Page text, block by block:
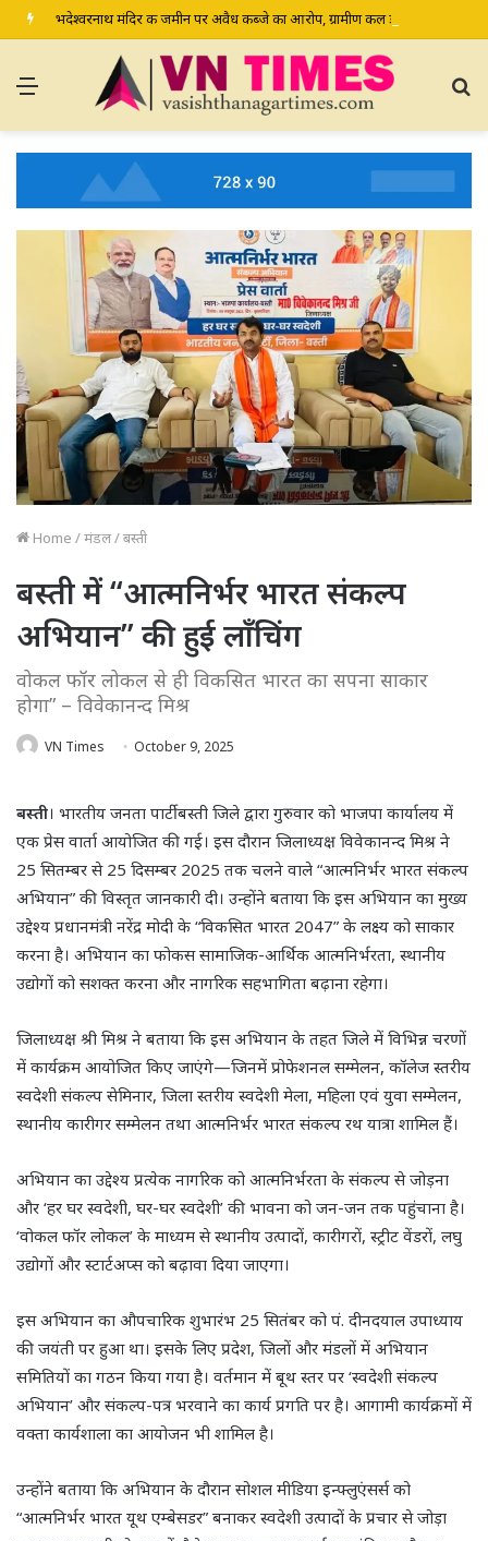
Menu
Home /मंडल/बस्ती
बस्ती में “आत्मनिर्भर भारत संकल्प
अभियान” की हुई लाँचिंग
वोकल फॉर लोकल से ही विकसित भारत का सपना साकार
होगा” – विवेकानन्द मिश्र
VN Times October 9, 2025
बस्ती। भारतीय जनता पार्टी बस्ती जिले द्वारा गुरुवार को भाजपा कार्यालय में
एक प्रेस वार्ता आयोजित की गई। इस दौरान जिलाध्यक्ष विवेकानन्द मिश्र ने
25 सितम्बर से 25 दिसम्बर 2025 तक चलने वाले “आत्मनिर्भर भारत संकल्प
अभियान” की विस्तृत जानकारी दी। उन्होंने बताया कि इस अभियान का मुख्य
उद्देश्य प्रधानमंत्री नरेंद्र मोदी के “विकसित भारत 2047” के लक्ष्य को साकार
करना है। अभियान का फोकस सामाजिक-आर्थिक आत्मनिर्भरता, स्थानीय
उद्योगों को सशक्त करना और नागरिक सहभागिता बढ़ाना रहेगा।
जिलाध्यक्ष श्री मिश्र ने बताया कि इस अभियान के तहत जिले में विभिन्न चरणों
में कार्यक्रम आयोजित किए जाएंगे—जिनमें प्रोफेशनल सम्मेलन, कॉलेज स्तरीय
स्वदेशी संकल्प सेमिनार, जिला स्तरीय स्वदेशी मेला, महिला एवं युवा सम्मेलन,
स्थानीय कारीगर सम्मेलन तथा आत्मनिर्भर भारत संकल्प रथ यात्रा शामिल हैं।
अभियान का उद्देश्य प्रत्येक नागरिक को आत्मनिर्भरता के संकल्प से जोड़ना
और ‘हर घर स्वदेशी, घर-घर स्वदेशी’ की भावना को जन-जन तक पहुंचाना है।
‘वोकल फॉर लोकल’ के माध्यम से स्थानीय उत्पादों, कारीगरों, स्ट्रीट वेंडरों, लघु
उद्योगों और स्टार्टअप्स को बढ़ावा दिया जाएगा।
इस अभियान का औपचारिक शुभारंभ 25 सितंबर को पं. दीनदयाल उपाध्याय
की जयंती पर हुआ था। इसके लिए प्रदेश, जिलों और मंडलों में अभियान
समितियों का गठन किया गया है। वर्तमान में बूथ स्तर पर ‘स्वदेशी संकल्प
अभियान’ और संकल्प-पत्र भरवाने का कार्य प्रगति पर है। आगामी कार्यक्रमों में
वक्ता कार्यशाला का आयोजन भी शामिल है।
उन्होंने बताया कि अभियान के दौरान सोशल मीडिया इन्फ्लुएंसर्स को
“आत्मनिर्भर भारत यूथ एम्बेसडर” बनाकर स्वदेशी उत्पादों के प्रचार से जोड़ा